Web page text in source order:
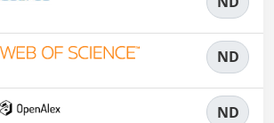
ND
ND